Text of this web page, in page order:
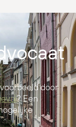
door
? Een